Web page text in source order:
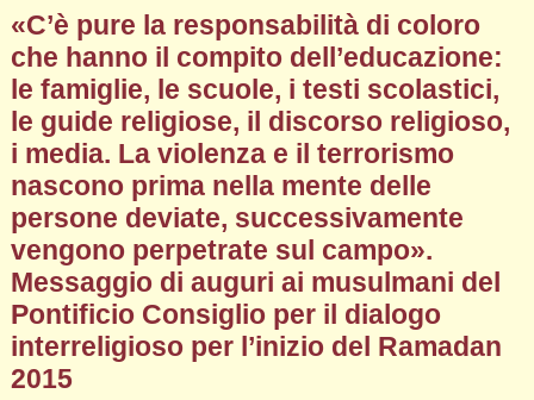
«C’è pure la responsabilità di coloro
che hanno il compito dell’educazione:
le famiglie, le scuole, i testi scolastici,
le guide religiose, il discorso religioso,
i media. La violenza e il terrorismo
nascono prima nella mente delle
persone deviate, successivamente
vengono perpetrate sul campo».
Messaggio di auguri ai musulmani del
Pontificio Consiglio per il dialogo
interreligioso per l’inizio del Ramadan
2015